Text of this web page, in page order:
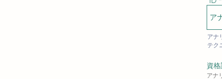
アナ
テク
資
アナ